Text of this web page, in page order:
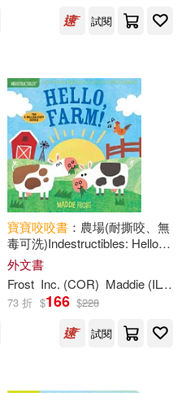
試閱
寶寶咬咬書 ：農場(耐撕咬、無
毒可洗)Indestructibles: Hello,
Farm!: Chew Proof · Rip Proof ·
Nontoxic · 100% Washable
(Book for Babies
外文書
Frost Inc. (COR) Maddie (ILT)/ Indestructibles
73 折 $166 $228
試閱